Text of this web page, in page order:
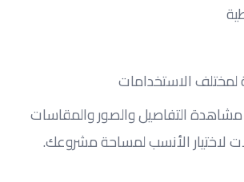
الاستخدامات
لاختيار الأنسب لمساحة مشروعك.